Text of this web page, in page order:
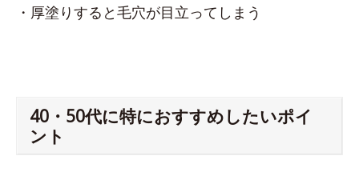
・厚塗りすると毛穴が目立ってしまう
40・50代に特におすすめしたいポイ
ント